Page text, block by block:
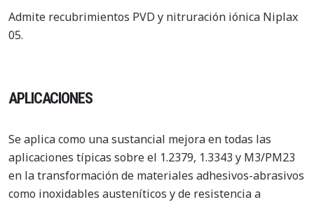
Admite recubrimientos PVD y nitruración iónica Niplax
05.
APLICACIONES
Se aplica como una sustancial mejora en todas las
aplicaciones típicas sobre el 1.2379, 1.3343 y M3/PM23
en la transformación de materiales adhesivos-abrasivos
como inoxidables austeníticos y de resistencia a